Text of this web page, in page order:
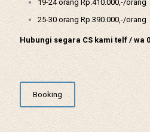
19-24 orang Rp.410.000,-/orang
25-30 orang Rp.390.000,-/orang
Hubungi segara CS kami telf / wa
Booking